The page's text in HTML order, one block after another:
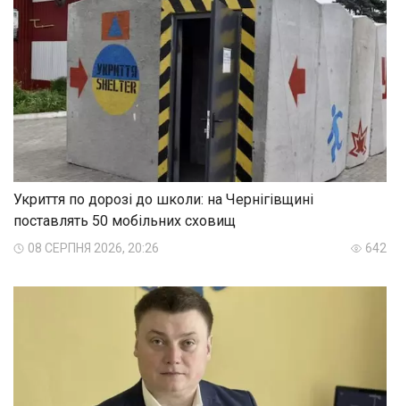
Укриття по дорозі до школи: на Чернігівщині
поставлять 50 мобільних сховищ
08 СЕРПНЯ 2026, 20:26 642